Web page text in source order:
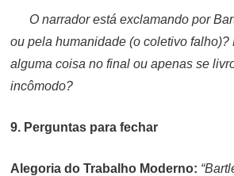
O narrador está exclamando por
ou pela humanidade (o coletivo falho)?
alguma coisa no final ou apenas se
incômodo?
9. Perguntas para fechar
Alegoria do Trabalho Moderno: